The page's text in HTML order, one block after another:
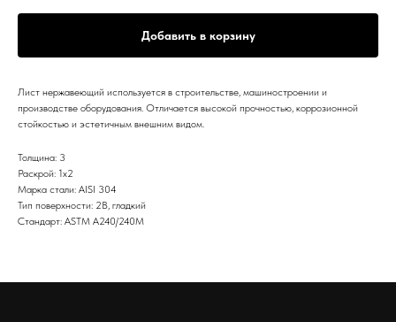
Добавить в корзину
Лист нержавеющий используется в строительстве, машиностроении и
производстве оборудования. Отличается высокой прочностью, коррозионной
стойкостью и эстетичным внешним видом.
Толщина: 3
Раскрой: 1х2
Марка стали: AISI 304
Тип поверхности: 2B, гладкий
Стандарт: ASTM А240/240М